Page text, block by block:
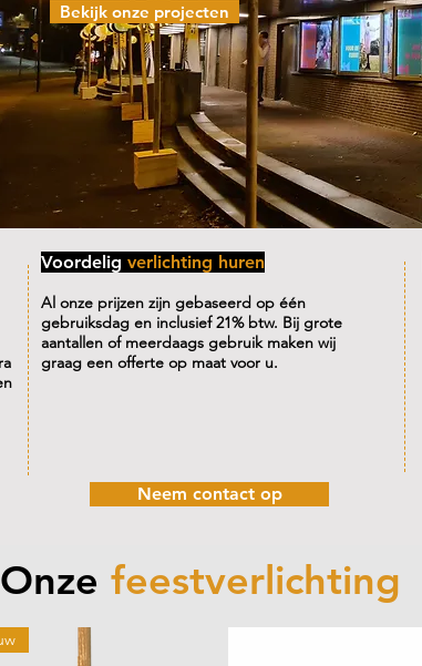
Bekijk onze projecten
Voordelig verlichting huren
Al onze prijzen zijn gebaseerd op één
gebruiksdag en inclusief 21% btw. Bij grote
aantallen of meerdaags gebruik maken wij
graag een offerte op maat voor u.
Neem contact op
Onze feestverlichting